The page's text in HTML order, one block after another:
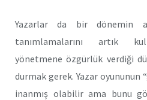
Yazarlar da bir dönemin
tanımlamalarını artık
yönetmene özgürlük verdiği
durmak gerek. Yazar oyununun
inanmış olabilir ama bunu